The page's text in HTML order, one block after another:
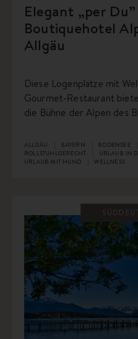
Elegant „per
Boutiquehotel
Allgäu
Diese Logenplätze mit
Gourmet-Restaurant
die Bühne der Alpen des
ALLGÄU BAYERN BODENSEE
ROLLSTUHLGERECHT
URLAUB IN
URLAUB MIT HUND
WELLNESS